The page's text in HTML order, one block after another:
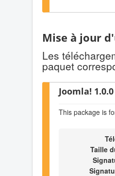
Mise à jour
Les
paquet
Joomla!
This package is
Taille